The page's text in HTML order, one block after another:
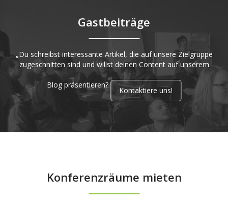
Gastbeiträge
„Du schreibst interessante Artikel, die auf unsere Zielgruppe
zugeschnitten sind und willst deinen Content auf unserem
Blog präsentieren?
Kontaktiere uns!
Konferenzräume mieten